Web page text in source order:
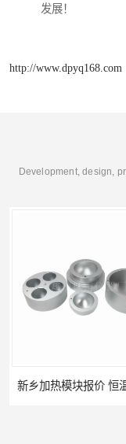
发展！
http://www.dpyq168.com
Development, design,
新乡加热模块报价 恒